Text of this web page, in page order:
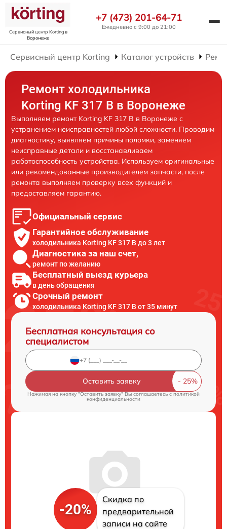
Сервисный центр Kortingв
Воронеже
+7 (473) 201-64-71
Ежедневно с 9:00 до 21:00
Сервисный центр Korting Каталог устройств
Ремонт холодильника
Korting KF 317 B в Воронеже
Выполняем ремонт Korting KF 317 B в Воронеже с
устранением неисправностей любой сложности. Проводим
диагностику, выявляем причины поломки, заменяем
неисправные детали и восстанавливаем
работоспособность устройства. Используем оригинальные
или рекомендованные производителем запчасти, после
ремонта выполняем проверку всех функций и
предоставляем гарантию.
Официальный сервис
Гарантийное обслуживание
холодильника Korting KF 317 B до 3 лет
Диагностика за наш счет,
ремонт по желанию
Бесплатный выезд курьера
в день обращения
Срочный ремонт
холодильника Korting KF 317 B от 35 минут
Бесплатная консультация со
специалистом
Оставить заявку
Нажимая на кнопку "Оставить заявку" Вы соглашаетесь cполитикой
конфиденциальности
-20%
Скидка по
предварительной
записи на сайте